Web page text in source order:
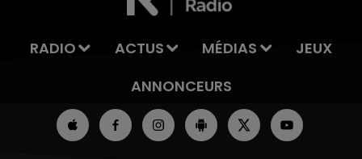
RADIO ACTUS MÉDIAS
JEUX
ANNONCEURS